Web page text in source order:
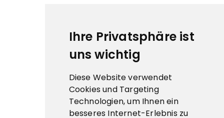
Ihre Privatsphäre ist
uns wichtig
Diese Website verwendet
Cookies und Targeting
Technologien, um Ihnen ein
besseres Internet-Erlebnis zu
Datenschutz
ESG
Zertifikate